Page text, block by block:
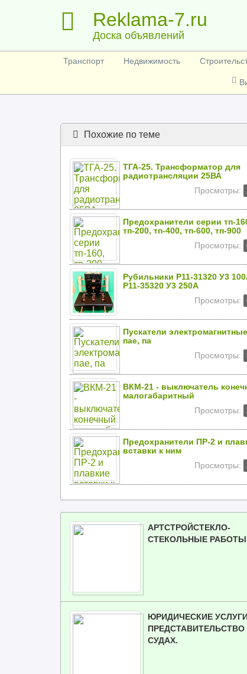
Reklama-7.ru
Доска объявлений
Транспорт Недвижимость
Похожие по теме
ТГА-25. Трансформатор для
радиотрансляции 25ВА
Просмотры:
Предохранители серии тп-
тп-200, тп-400, тп-600, тп-900
Просмотры:
Рубильники Р11-31320 У3
Р11-35320 У3 250А
Просмотры:
Пускатели электромагнитные
пае, па
Просмотры:
ВКМ-21 - выключатель
малогабаритный
Просмотры:
Предохранители ПР-2 и
вставки к ним
Просмотры:
АРТСТРОЙСТЕКЛО-
СТЕКОЛЬНЫЕ РАБОТЫ
ЮРИДИЧЕСКИЕ
ПРЕДСТАВИТЕЛЬСТВО
СУДАХ.